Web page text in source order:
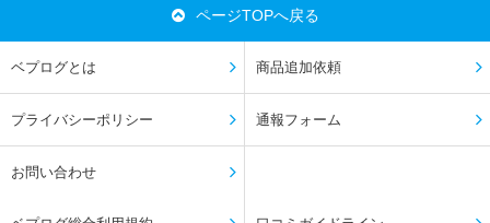
ページTOPへ戻る
ベプログとは 商品追加依頼
プライバシーポリシー 通報フォーム
お問い合わせ